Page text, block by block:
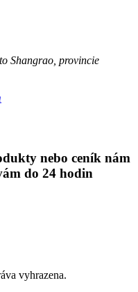
Shangrao, provincie
nebo ceník nám
do 24 hodin
vyhrazena.